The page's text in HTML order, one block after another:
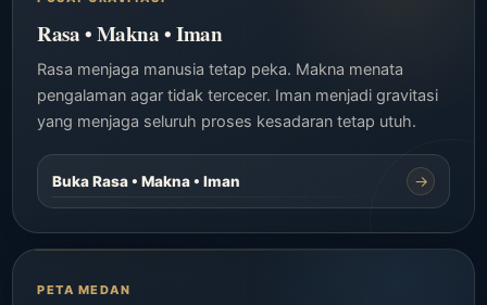
Rasa • Makna • Iman
Rasa menjaga manusia tetap peka. Makna menata
pengalaman agar tidak tercecer. Iman menjadi gravitasi
yang menjaga seluruh proses kesadaran tetap utuh.
Buka Rasa • Makna • Iman →
PETA MEDAN